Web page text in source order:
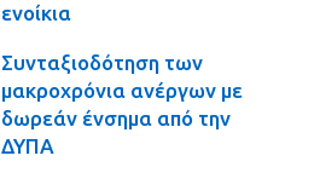
ενοίκια
Συνταξιοδότηση των
μακροχρόνια ανέργων με
δωρεάν ένσημα από την
ΔΥΠΑ